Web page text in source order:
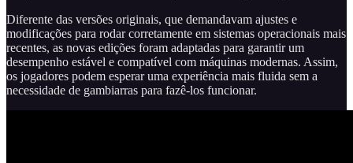
Diferente das versões originais, que demandavam ajustes e
modificações para rodar corretamente em sistemas operacionais mais
recentes, as novas edições foram adaptadas para garantir um
desempenho estável e compatível com máquinas modernas. Assim,
os jogadores podem esperar uma experiência mais fluida sem a
necessidade de gambiarras para fazê-los funcionar.